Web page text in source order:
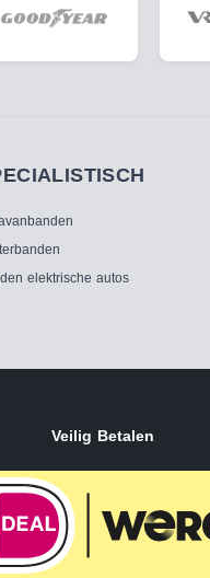
elektrische autos
Veilig Betalen